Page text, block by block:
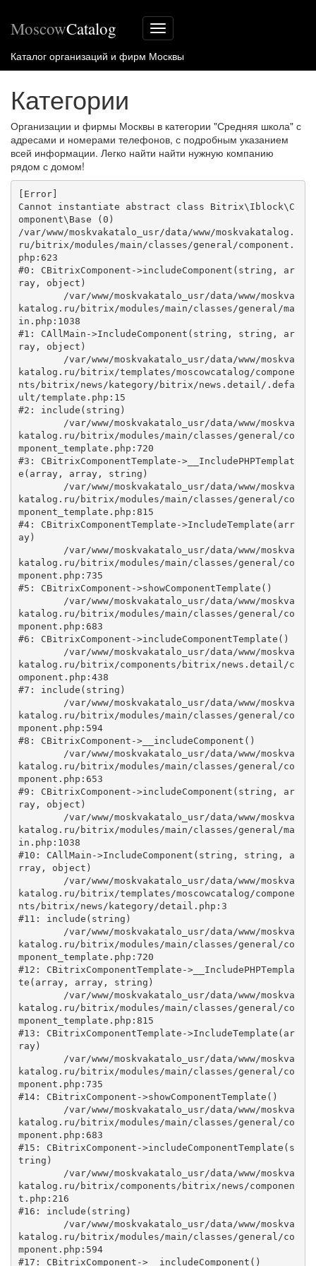
Меню
сайта
MoscowCatalog
Каталог организаций и фирм Москвы
Категории
Организации и фирмы Москвы в категории "Средняя школа" с
адресами и номерами телефонов, с подробным указанием
всей информации. Легко найти найти нужную компанию
рядом с домом!
[Error]
Cannot instantiate abstract class Bitrix\Iblock\C
omponent\Base (0)
/var/www/moskvakatalo_usr/data/www/moskvakatalog.
ru/bitrix/modules/main/classes/general/component.
php:623
#0: CBitrixComponent->includeComponent(string, ar
ray, object)
katalog.ru/bitrix/modules/main/classes/general/ma
in.php:1038
#1: CAllMain->IncludeComponent(string, string, ar
ray, object)
katalog.ru/bitrix/templates/moscowcatalog/compone
nts/bitrix/news/kategory/bitrix/news.detail/.defa
ult/template.php:15
#2: include(string)
katalog.ru/bitrix/modules/main/classes/general/co
mponent_template.php:720
#3: CBitrixComponentTemplate->__IncludePHPTemplat
e(array, array, string)
katalog.ru/bitrix/modules/main/classes/general/co
mponent_template.php:815
#4: CBitrixComponentTemplate->IncludeTemplate(arr
ay)
katalog.ru/bitrix/modules/main/classes/general/co
mponent.php:735
#5: CBitrixComponent->showComponentTemplate()
katalog.ru/bitrix/modules/main/classes/general/co
mponent.php:683
#6: CBitrixComponent->includeComponentTemplate()
katalog.ru/bitrix/components/bitrix/news.detail/c
omponent.php:438
#7: include(string)
katalog.ru/bitrix/modules/main/classes/general/co
mponent.php:594
#8: CBitrixComponent->__includeComponent()
katalog.ru/bitrix/modules/main/classes/general/co
mponent.php:653
#9: CBitrixComponent->includeComponent(string, ar
ray, object)
katalog.ru/bitrix/modules/main/classes/general/ma
in.php:1038
#10: CAllMain->IncludeComponent(string, string, a
rray, object)
katalog.ru/bitrix/templates/moscowcatalog/compone
nts/bitrix/news/kategory/detail.php:3
#11: include(string)
katalog.ru/bitrix/modules/main/classes/general/co
mponent_template.php:720
#12: CBitrixComponentTemplate->__IncludePHPTempla
te(array, array, string)
katalog.ru/bitrix/modules/main/classes/general/co
mponent_template.php:815
#13: CBitrixComponentTemplate->IncludeTemplate(ar
ray)
katalog.ru/bitrix/modules/main/classes/general/co
mponent.php:735
#14: CBitrixComponent->showComponentTemplate()
katalog.ru/bitrix/modules/main/classes/general/co
mponent.php:683
#15: CBitrixComponent->includeComponentTemplate(s
tring)
katalog.ru/bitrix/components/bitrix/news/componen
t.php:216
#16: include(string)
katalog.ru/bitrix/modules/main/classes/general/co
mponent.php:594
#17: CBitrixComponent->__includeComponent()